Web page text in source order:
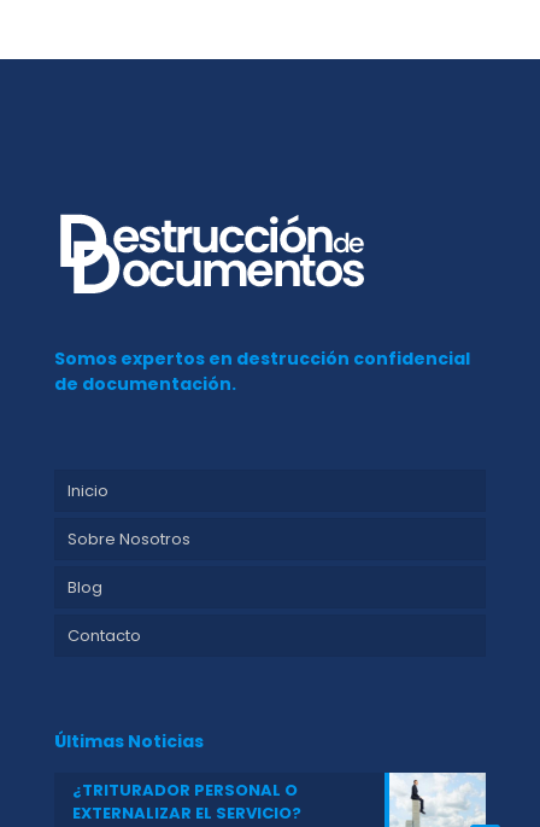
Somos expertos en destrucción confidencial
de documentación.
Inicio
Sobre Nosotros
Blog
Contacto
Últimas Noticias
¿TRITURADOR PERSONAL O
EXTERNALIZAR EL SERVICIO?